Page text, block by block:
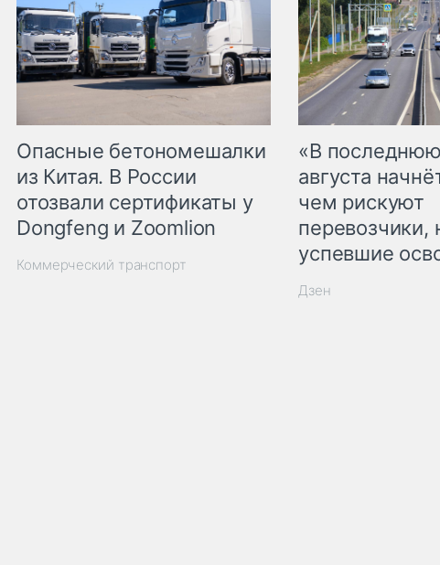
Опасные бетономешалки
из Китая. В России
отозвали сертификаты у
Dongfeng и Zoomlion
Коммерческий транспорт
«В
августа
чем рискуют
перевозчики,
успевшие
Дзен